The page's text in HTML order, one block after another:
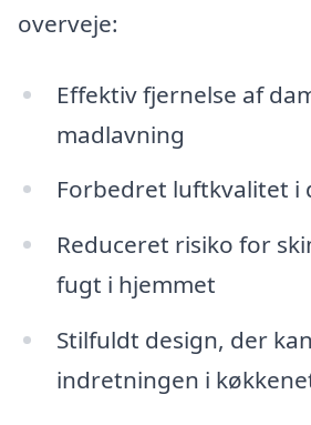
overveje:
Effektiv fjernelse af
madlavning
Forbedret luftkvalitet i
Reduceret risiko for
fugt i hjemmet
Stilfuldt design, der
indretningen i